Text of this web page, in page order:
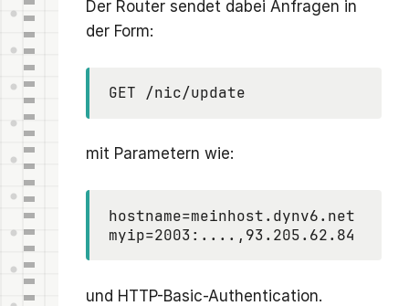
Der Router sendet dabei Anfragen in
der Form:
GET /nic/update
mit Parametern wie:
hostname=meinhost.dynv6.net
myip=2003:....,93.205.62.84
und HTTP-Basic-Authentication.